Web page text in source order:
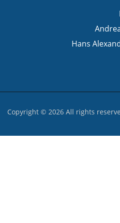
Hans
Copyright © 2026 All rights